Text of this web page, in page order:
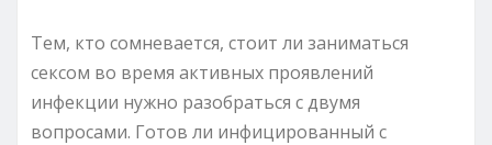
Тем, кто сомневается, стоит ли заниматься
сексом во время активных проявлений
инфекции нужно разобраться с двумя
вопросами. Готов ли инфицированный с